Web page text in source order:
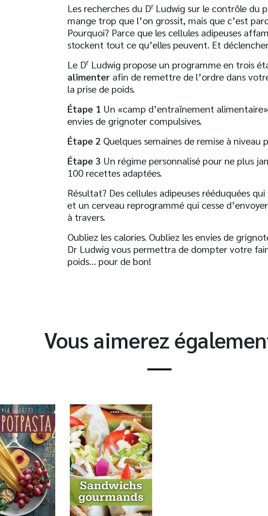
Les recherches du Dr Ludwig sur le contrôle du
mange trop que l’on grossit, mais que c’est
Pourquoi? Parce que les cellules adipeuses
stockent tout ce qu’elles peuvent. Et
Le Dr Ludwig propose un programme en trois
alimenter afin de remettre de l’ordre dans
la prise de poids.
Étape 1 Un «camp d’entraînement
envies de grignoter compulsives.
Étape 2 Quelques semaines de remise à
Étape 3 Un régime personnalisé pour ne plus
100 recettes adaptées.
Résultat? Des cellules adipeuses rééduquées
et un cerveau reprogrammé qui cesse
à travers.
Oubliez les calories. Oubliez les envies de
Dr Ludwig vous permettra de dompter votre
poids… pour de bon!
Vous aimerez